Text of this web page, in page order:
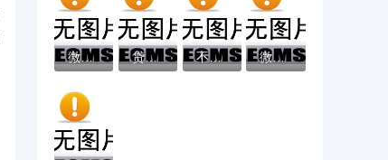
微信借呗从哪里借钱啊5000元无门槛本月借款... 贷上钱里面的口子在哪里？教你轻松找到靠谱... 不看征信无担保贷款公司？这6个芝麻借款实时... 微信借钱还款全攻略：3分钟搞懂正确操作